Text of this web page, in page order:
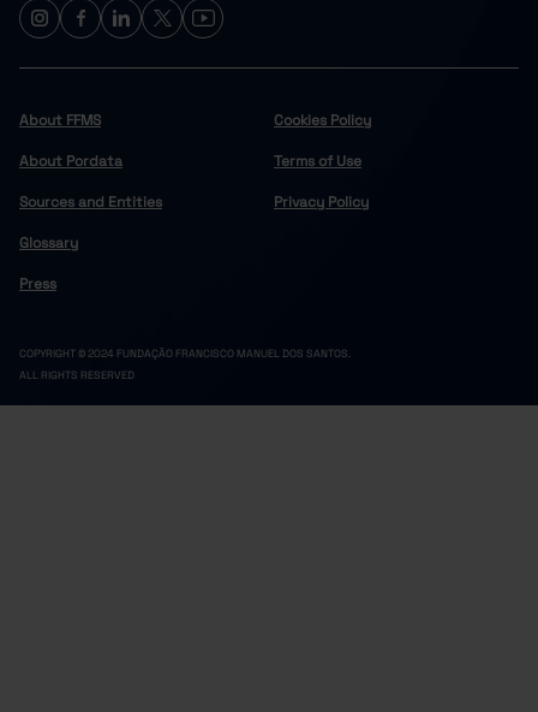
About FFMS
About Pordata
Sources and Entities
Glossary
Press
Cookies Policy
Terms of Use
Privacy Policy
COPYRIGHT © 2024 FUNDAÇÃO FRANCISCO MANUEL DOS SANTOS.
ALL RIGHTS RESERVED